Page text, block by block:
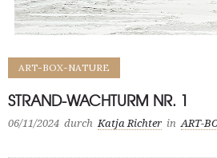
ART-BOX-NATURE
STRAND-WACHTURM NR. 1
06/11/2024 durch Katja Richter in ART-